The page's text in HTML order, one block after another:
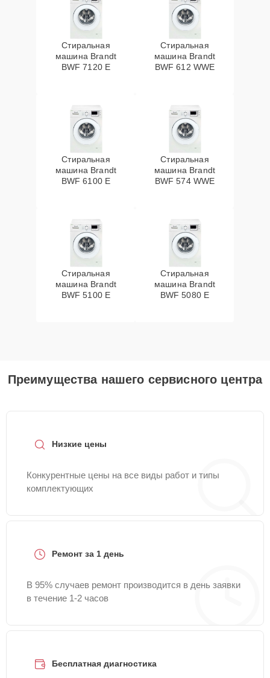
Стиральная
машина Brandt
BWF 7120 E
Стиральная
машина Brandt
BWF 612 WWE
Стиральная
машина Brandt
BWF 6100 E
Стиральная
машина Brandt
BWF 574 WWE
Стиральная
машина Brandt
BWF 5100 E
Стиральная
машина Brandt
BWF 5080 E
Преимущества нашего сервисного центра
Низкие цены
Конкурентные цены на все виды работ и типы
комплектующих
Ремонт за 1 день
В 95% случаев ремонт производится в день заявки
в течение 1-2 часов
Бесплатная диагностика